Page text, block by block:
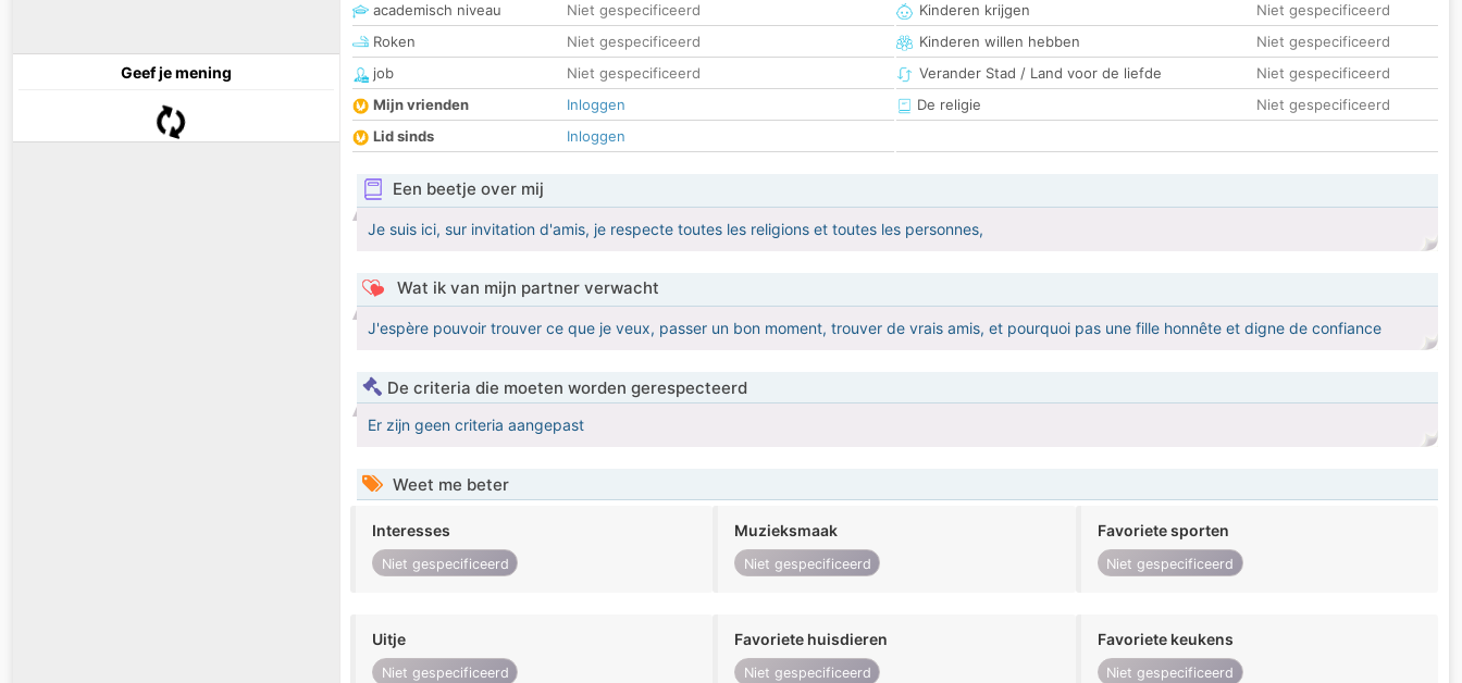
Geef je mening
academisch niveau
Niet gespecificeerd
Roken
Niet gespecificeerd
job
Niet gespecificeerd
Mijn vrienden
Inloggen
Lid sinds
Inloggen
Kinderen krijgen
Niet gespecificeerd
Kinderen willen hebben
Niet gespecificeerd
Verander Stad / Land voor de liefde
Niet gespecificeerd
De religie
Niet gespecificeerd
Een beetje over mij
Je suis ici, sur invitation d'amis, je respecte toutes les religions et toutes les personnes,
Wat ik van mijn partner verwacht
J'espère pouvoir trouver ce que je veux, passer un bon moment, trouver de vrais amis, et pourquoi pas une fille honnête et digne de confiance
De criteria die moeten worden gerespecteerd
Er zijn geen criteria aangepast
Weet me beter
Interesses
Niet gespecificeerd
Muzieksmaak
Niet gespecificeerd
Favoriete sporten
Niet gespecificeerd
Uitje
Niet gespecificeerd
Favoriete huisdieren
Niet gespecificeerd
Favoriete keukens
Niet gespecificeerd